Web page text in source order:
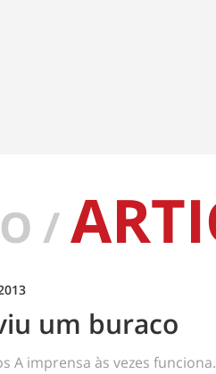
/
um buraco
A imprensa às vezes